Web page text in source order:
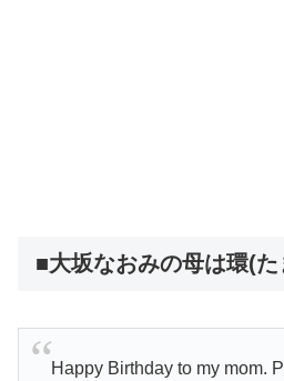
■大坂なおみの母は環(
Happy Birthday to my mom.